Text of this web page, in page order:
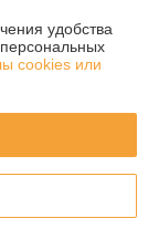
удобства
cookies или